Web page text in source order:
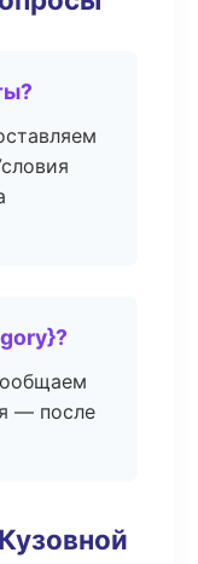
— после